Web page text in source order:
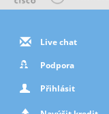
Live chat
Podpora
Přihlásit